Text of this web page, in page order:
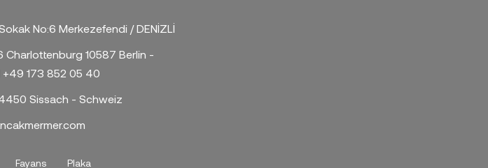
No:6 Merkezefendi / DENİZLİ
Charlottenburg 10587 Berlin -
173 852 05 40
Sissach - Schweiz
Fayans Plaka